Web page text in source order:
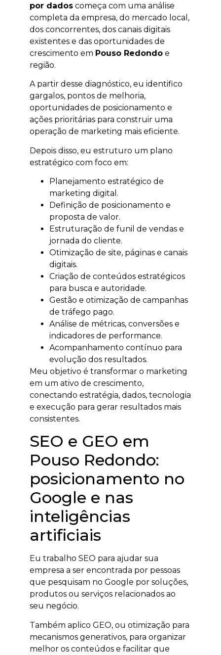
por dados começa com uma análise
completa da empresa, do mercado local,
dos concorrentes, dos canais digitais
existentes e das oportunidades de
crescimento em Pouso Redondo e
região.
A partir desse diagnóstico, eu identifico
gargalos, pontos de melhoria,
oportunidades de posicionamento e
ações prioritárias para construir uma
operação de marketing mais eficiente.
Depois disso, eu estruturo um plano
estratégico com foco em:
Planejamento estratégico de
marketing digital.
Definição de posicionamento e
proposta de valor.
Estruturação de funil de vendas e
jornada do cliente.
Otimização de site, páginas e canais
digitais.
Criação de conteúdos estratégicos
para busca e autoridade.
Gestão e otimização de campanhas
de tráfego pago.
Análise de métricas, conversões e
indicadores de performance.
Acompanhamento contínuo para
evolução dos resultados.
Meu objetivo é transformar o marketing
em um ativo de crescimento,
conectando estratégia, dados, tecnologia
e execução para gerar resultados mais
consistentes.
SEO e GEO em
Pouso Redondo:
posicionamento no
Google e nas
inteligências
artificiais
Eu trabalho SEO para ajudar sua
empresa a ser encontrada por pessoas
que pesquisam no Google por soluções,
produtos ou serviços relacionados ao
seu negócio.
Também aplico GEO, ou otimização para
mecanismos generativos, para organizar
melhor os conteúdos e facilitar que